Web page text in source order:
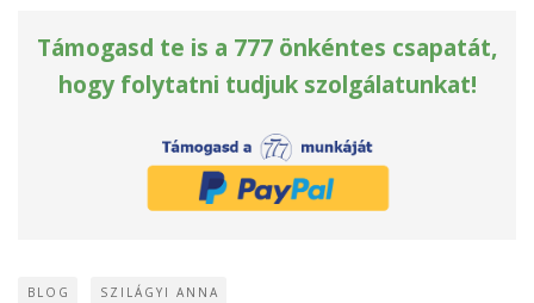
Támogasd te is a 777 önkéntes csapatát,
hogy folytatni tudjuk szolgálatunkat!
BLOG SZILÁGYI ANNA